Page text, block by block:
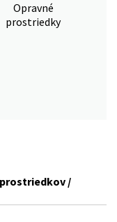
Opravné
prostriedky
/